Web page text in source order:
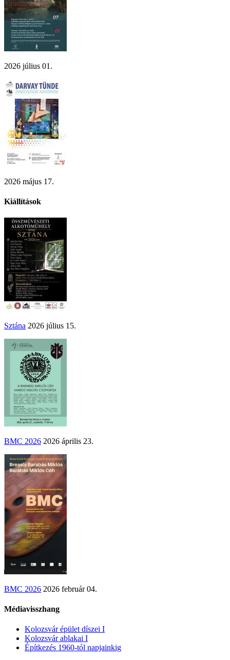
2026 július 01.
2026 május 17.
Kiállítások
Sztána 2026 július 15.
BMC 2026 2026 április 23.
BMC 2026 2026 február 04.
Médiavisszhang
Kolozsvár épület díszei I
Kolozsvár ablakai I
Építkezés 1960-tól napjainkig